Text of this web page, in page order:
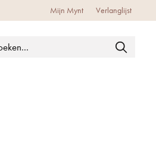
Mijn Mynt Verlanglijst